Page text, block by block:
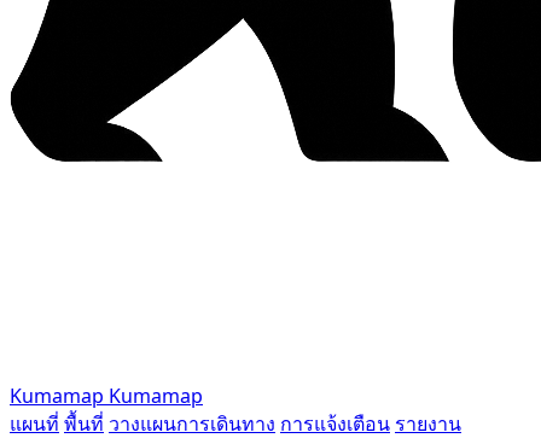
Kumamap Kumamap
แผนที่ พื้นที่ วางแผนการเดินทาง การแจ้งเตือน รายงาน